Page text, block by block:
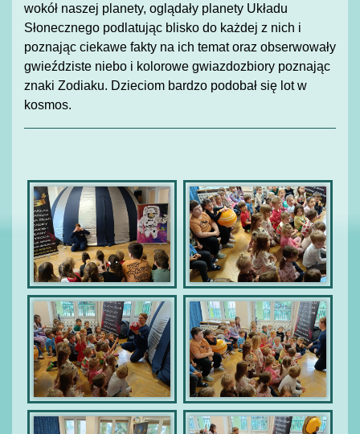
wokół naszej planety, oglądały planety Układu
Słonecznego podlatując blisko do każdej z nich i
poznając ciekawe fakty na ich temat oraz obserwowały
gwieździste niebo i kolorowe gwiazdozbiory poznając
znaki Zodiaku. Dzieciom bardzo podobał się lot w
kosmos.